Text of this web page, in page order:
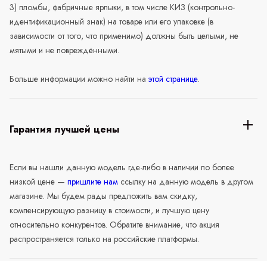
3) пломбы, фабричные ярлыки, в том числе КИЗ (контрольно-
идентификационный знак) на товаре или его упаковке (в
зависимости от того, что применимо) должны быть целыми, не
мятыми и не повреждёнными.
Больше информации можно найти на этой странице.
Гарантия лучшей цены
Если вы нашли данную модель где-либо в наличии по более
низкой цене — пришлите нам ссылку на данную модель в другом
магазине. Мы будем рады предложить вам скидку,
компенсирующую разницу в стоимости, и лучшую цену
относительно конкурентов. Обратите внимание, что акция
распространяется только на российские платформы.